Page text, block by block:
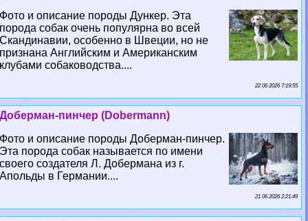
Фото и описание породы Дункер. Эта
порода собак очень популярна во всей
Скандинавии, особенно в Швеции, но не
признана Английским и Американским
клубами собаководства....
22 06 2026 7:19:55
Доберман-пинчер (Dobermann)
Фото и описание породы Доберман-пинчер.
Эта порода собак называется по имени
своего создателя Л. Добермана из г.
Апольды в Германии....
21 06 2026 2:21:49